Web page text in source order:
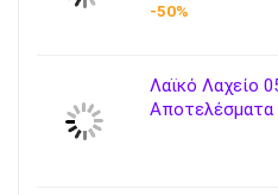
-50%
Λαϊκό Λαχείο
Αποτελέσματα